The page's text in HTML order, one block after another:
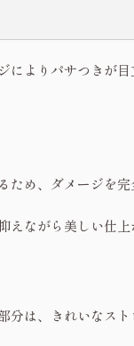
よりパサつきが目
め、ダメージを完
ながら美しい仕上
は、きれいなスト